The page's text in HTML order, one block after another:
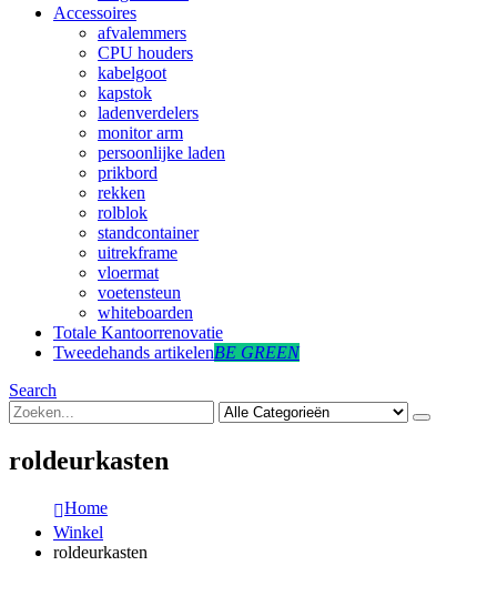
Accessoires
afvalemmers
CPU houders
kabelgoot
kapstok
ladenverdelers
monitor arm
persoonlijke laden
prikbord
rekken
rolblok
standcontainer
uitrekframe
vloermat
voetensteun
whiteboarden
Totale Kantoorrenovatie
Tweedehands artikelenBE GREEN
Search
roldeurkasten
Home
Winkel
roldeurkasten